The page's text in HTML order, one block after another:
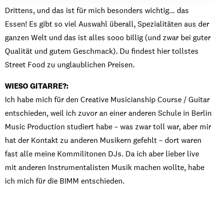
Drittens, und das ist für mich besonders wichtig… das
Essen! Es gibt so viel Auswahl überall, Spezialitäten aus der
ganzen Welt und das ist alles sooo billig (und zwar bei guter
Qualität und gutem Geschmack). Du findest hier tollstes
Street Food zu unglaublichen Preisen.
WIESO GITARRE?:
Ich habe mich für den Creative Musicianship Course / Guitar
entschieden, weil ich zuvor an einer anderen Schule in Berlin
Music Production studiert habe – was zwar toll war, aber mir
hat der Kontakt zu anderen Musikern gefehlt – dort waren
fast alle meine Kommilitonen DJs. Da ich aber lieber live
mit anderen Instrumentalisten Musik machen wollte, habe
ich mich für die BIMM entschieden.